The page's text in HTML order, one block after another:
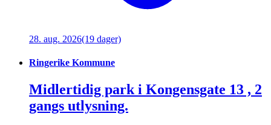
28. aug. 2026(19 dager)
Ringerike Kommune
Midlertidig park i Kongensgate 13 , 2
gangs utlysning.